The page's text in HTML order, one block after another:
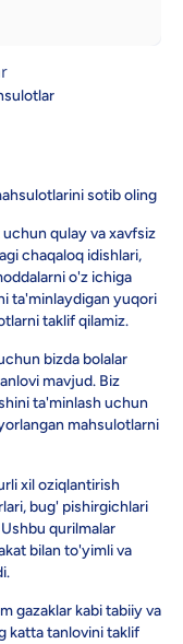
sotib oling
qulay va xavfsiz
chaqaloq idishlari,
o'z ichiga
ta'minlaydigan yuqori
taklif qilamiz.
bizda bolalar
mavjud. Biz
ta'minlash uchun
mahsulotlarni
xil oziqlantirish
bug' pishirgichlari
qurilmalar
bilan to'yimli va
gazaklar kabi tabiiy va
katta tanlovini taklif